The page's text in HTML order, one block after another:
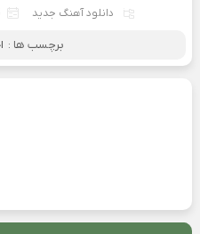
دانلود آهنگ جدید
برچسب ها :